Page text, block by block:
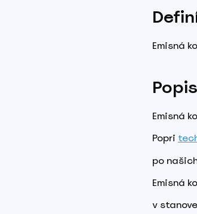
Emisná
Popis
Emisná
Popri
po
Emisná
v